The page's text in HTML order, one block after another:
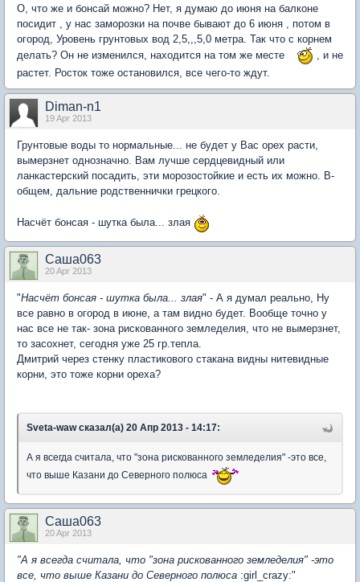
О, что же и бонсай можно? Нет, я думаю до июня на балконе
посидит , у нас заморозки на почве бывают до 6 июня , потом в
огород, Уровень грунтовых вод 2,5,,,5,0 метра. Так что с корнем
делать? Он не изменился, находится на том же месте
, и не
растет. Росток тоже остановился, все чего-то ждут.
Diman-n1
19 Apr 2013
Грунтовые воды то нормальные... не будет у Вас орех расти,
вымерзнет однозначно. Вам лучше сердцевидный или
ланкастерский посадить, эти морозостойкие и есть их можно. В-
общем, дальние родственнички грецкого.
Насчёт бонсая - шутка была... злая
Саша063
20 Apr 2013
"Насчёт бонсая - шутка была... злая" - А я думал реально, Ну
все равно в огород в июне, а там видно будет. Вообще точно у
нас все не так- зона рискованного земледелия, что не вымерзнет,
то засохнет, сегодня уже 25 гр.тепла.
Дмитрий через стенку пластикового стакана видны нитевидные
корни, это тоже корни ореха?
Sveta-waw сказал(а) 20 Апр 2013 - 14:17:
А я всегда считала, что "зона рискованного земледелия" -это все,
что выше Казани до Северного полюса
Саша063
20 Apr 2013
"А я всегда считала, что "зона рискованного земледелия" -это
все, что выше Казани до Северного полюса :girl_crazy:"